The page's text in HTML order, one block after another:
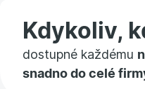
Kdykoliv,
dostupné každému
snadno do celé